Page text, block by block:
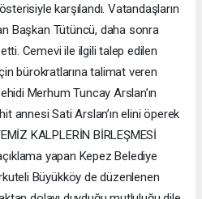
karşılandı. Vatandaşların
Başkan Tütüncü, daha sonra
Cemevi ile ilgili talep edilen
bürokratlarına talimat veren
Merhum Tuncay Arslan’ın
annesi Sati Arslan’ın elini öperek
KALPLERİN BİRLEŞMESİ
yapan Kepez Belediye
Büyükköy de düzenlenen